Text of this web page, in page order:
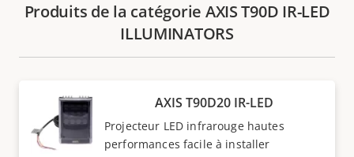
Produits de la catégorie AXIS T90D IR-LED
ILLUMINATORS
AXIS T90D20 IR-LED
Projecteur LED infrarouge hautes
performances facile à installer